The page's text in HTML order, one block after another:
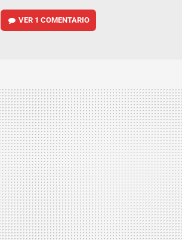
VER 1 COMENTARIO